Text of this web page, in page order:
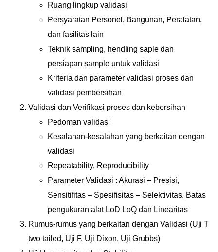
Ruang lingkup validasi
Persyaratan Personel, Bangunan, Peralatan,
dan fasilitas lain
Teknik sampling, hendling saple dan
persiapan sample untuk validasi
Kriteria dan parameter validasi proses dan
validasi pembersihan
Validasi dan Verifikasi proses dan kebersihan
Pedoman validasi
Kesalahan-kesalahan yang berkaitan dengan
validasi
Repeatability, Reproducibility
Parameter Validasi : Akurasi – Presisi,
Sensitifitas – Spesifisitas – Selektivitas, Batas
pengukuran alat LoD LoQ dan Linearitas
Rumus-rumus yang berkaitan dengan Validasi (Uji T
two tailed, Uji F, Uji Dixon, Uji Grubbs)